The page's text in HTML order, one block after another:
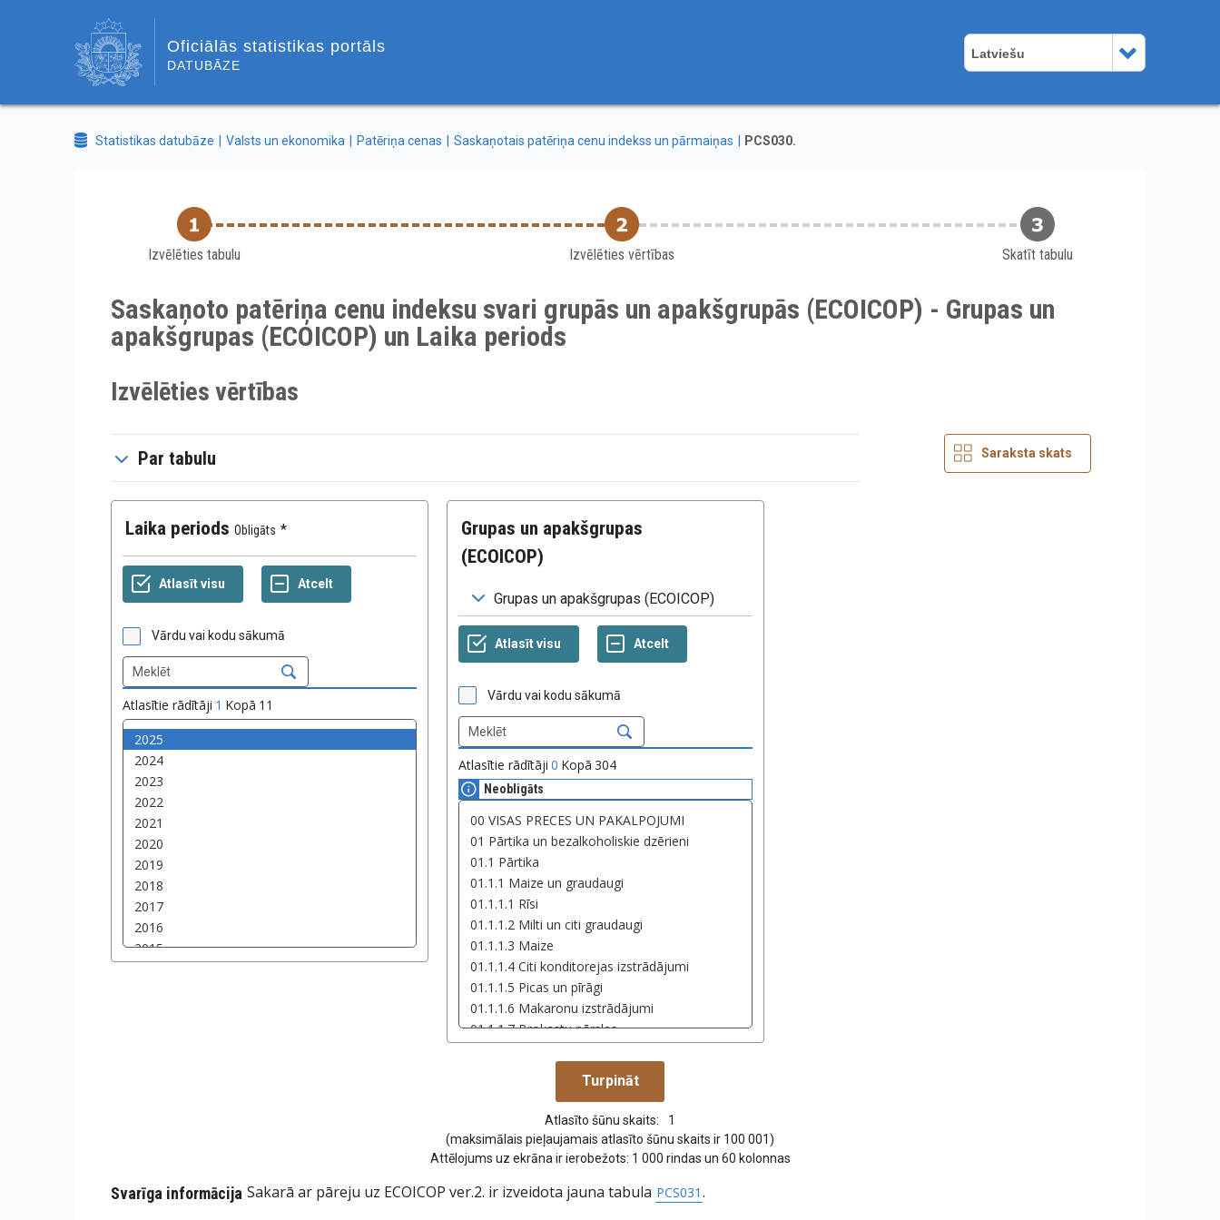
Oficiālās statistikas portāls
DATUBĀZE
Latviešu
Statistikas datubāze Valsts un ekonomika Patēriņa cenas Saskaņotais patēriņa cenu indekss un pārmaiņas PCS030.
Izvēlēties tabulu Izvēlēties vērtības Skatīt tabulu
Saskaņoto patēriņa cenu indeksu svari grupās un apakšgrupās (ECOICOP) - Grupas un
apakšgrupas (ECOICOP) un Laika periods
Izvēlēties vērtības
Par tabulu
Laika periods Obligāts
Vārdu vai kodu sākumā
Atlasītie rādītāji 1 Kopā 11
Grupas un apakšgrupas
(ECOICOP)
Vārdu vai kodu sākumā
Atlasītie rādītāji 0 Kopā 304
Neobligāts
Atlasīto šūnu skaits:
1
(maksimālais pieļaujamais atlasīto šūnu skaits ir 100 001)
Attēlojums uz ekrāna ir ierobežots: 1 000 rindas un 60 kolonnas
Svarīga informācija Sakarā ar pāreju uz ECOICOP ver.2. ir izveidota jauna tabula PCS031 .